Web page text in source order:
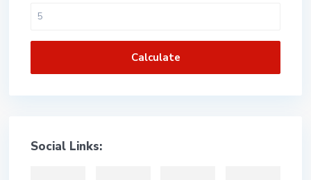
Calculate
Social Links: